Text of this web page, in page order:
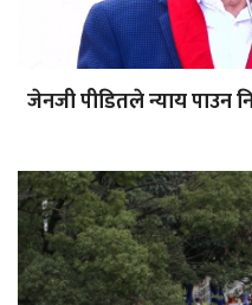
जेनजी पीडितले न्याय पाउन